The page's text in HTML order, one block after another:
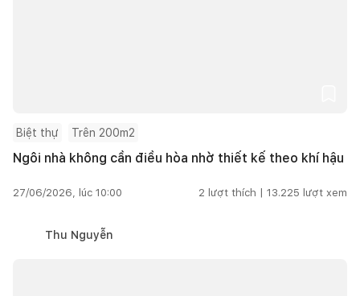
Biệt thự Trên 200m2
Ngôi nhà không cần điều hòa nhờ thiết kế theo khí hậu
27/06/2026, lúc 10:00 2 lượt thích | 13.225 lượt xem
Thu Nguyễn